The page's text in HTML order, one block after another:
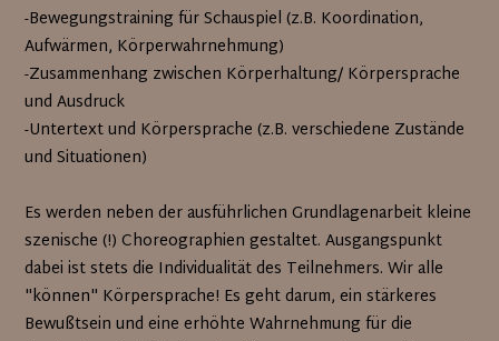
-Bewegungstraining für Schauspiel (z.B. Koordination,
Aufwärmen, Körperwahrnehmung)
-Zusammenhang zwischen Körperhaltung/ Körpersprache
und Ausdruck
-Untertext und Körpersprache (z.B. verschiedene Zustände
und Situationen)
Es werden neben der ausführlichen Grundlagenarbeit kleine
szenische (!) Choreographien gestaltet. Ausgangspunkt
dabei ist stets die Individualität des Teilnehmers. Wir alle
"können" Körpersprache! Es geht darum, ein stärkeres
Bewußtsein und eine erhöhte Wahrnehmung für die